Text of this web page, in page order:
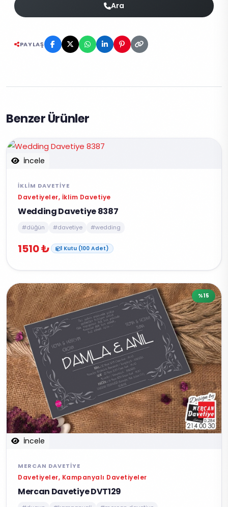
Ara
PAYLAŞ
Benzer Ürünler
İncele
İKLIM DAVETIYE
Davetiyeler, İklim Davetiye
Wedding Davetiye 8387
#düğün #davetiye #wedding
1510 ₺ 1 Kutu (100 Adet)
İncele
%15
MERCAN DAVETIYE
Davetiyeler, Kampanyalı Davetiyeler
Mercan Davetiye DVT129